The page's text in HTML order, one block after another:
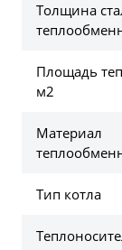
Толщина
Площадь
м2
Материал
Тип котла